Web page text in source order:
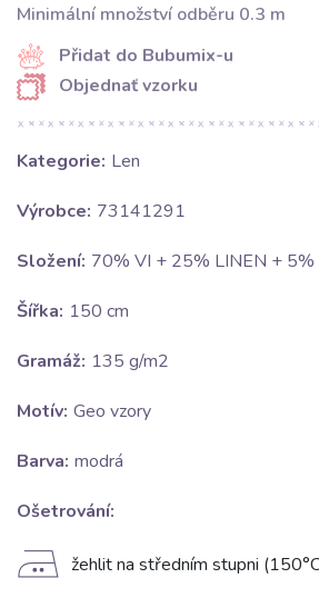
Minimální množství odběru 0.3 m
Přidat do Bubumix-u
Objednať vzorku
Kategorie: Len
Výrobce: 73141291
Složení: 70% VI + 25% LINEN + 5%
Šířka: 150 cm
Gramáž: 135 g/m2
Motív: Geo vzory
Barva: modrá
Ošetrování:
E žehlit na středním stupni